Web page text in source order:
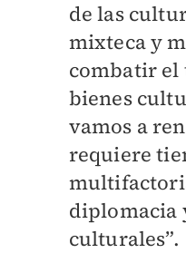
de las
mixteca y
combatir
bienes
vamos a
requiere
diplomacia
culturales”.